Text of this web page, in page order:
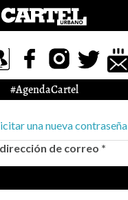
búsqueda
#AgendaCartel
una nueva contraseña
de correo *